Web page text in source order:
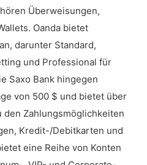
Überweisungen,
Oanda bietet
darunter Standard,
und Professional für
Saxo Bank hingegen
von 500 $ und bietet über
den Zahlungsmöglichkeiten
Kredit-/Debitkarten und
eine Reihe von Konten